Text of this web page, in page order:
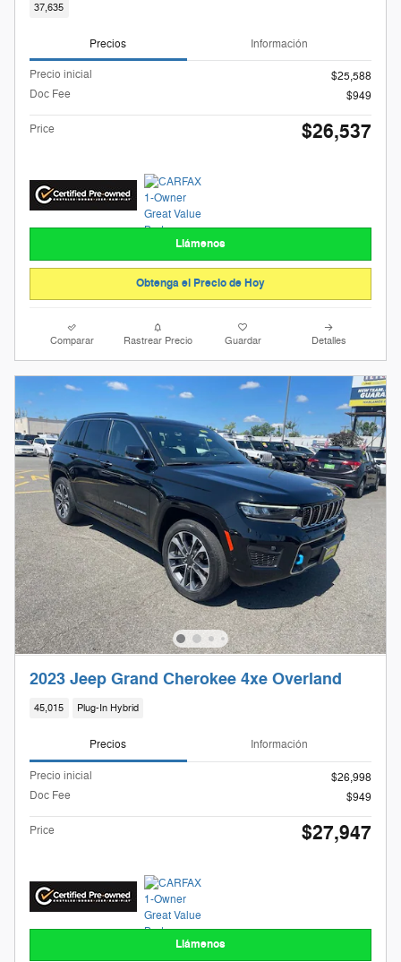
37,635
Precios Información
Precio inicial
$25,588
Doc Fee
$949
Price $26,537
Llámenos
Obtenga el Precio de Hoy
Comparar Rastrear Precio Guardar Detalles
2023 Jeep Grand Cherokee 4xe Overland
45,015 Plug-In Hybrid
Precios Información
Precio inicial
$26,998
Doc Fee
$949
Price $27,947
Llámenos